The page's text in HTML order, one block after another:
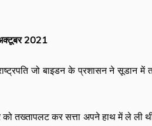
2021
जो बाइडन के प्रशासन ने सूडान
तख्तापलट कर सत्ता अपने हाथ में ले ली